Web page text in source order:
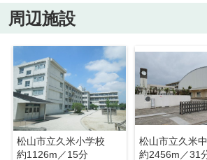
周辺施設
松山市立久米小学校
約1126m／15分
松山市立久米
約2456m／31